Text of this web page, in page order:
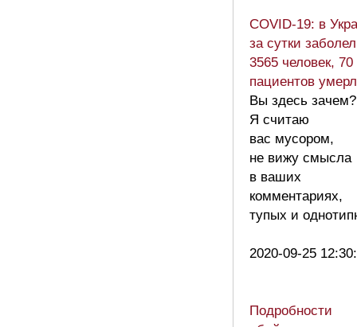
COVID-19: в
за сутки
3565 человек, 70
пациентов
Вы здесь зачем?
Я считаю
вас мусором,
не вижу смысла
в ваших
комментариях,
тупых и
2020-09-25
Подробности